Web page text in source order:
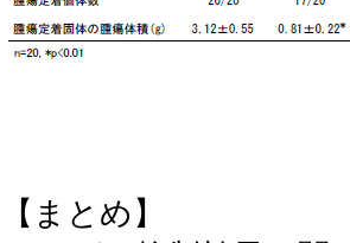
【まとめ】